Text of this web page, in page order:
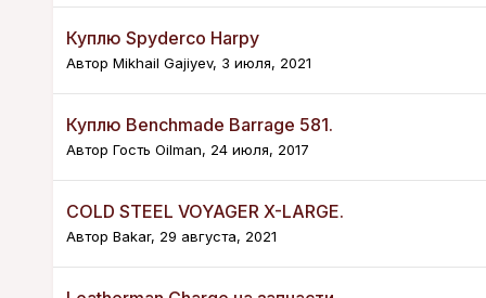
Куплю Spyderco Harpy
Автор Mikhail Gajiyev, 3 июля, 2021
Куплю Benchmade Barrage 581.
Автор Гость Oilman, 24 июля, 2017
COLD STEEL VOYAGER X-LARGE.
Автор Bakar, 29 августа, 2021